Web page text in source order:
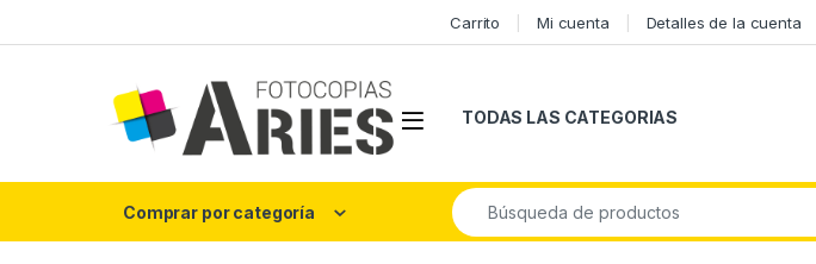
Carrito Mi cuenta Detalles de la cuenta
Open TODAS LAS CATEGORIAS
Comprar por categoría
Search for: